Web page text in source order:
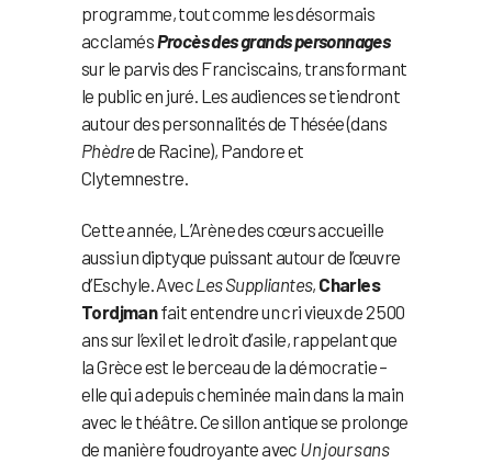
programme, tout comme les désormais
acclamésProcès des grands personnages
sur le parvis des Franciscains, transformant
le public en juré. Les audiences se tiendront
autour des personnalités de Thésée (dans
Phèdrede Racine), Pandore et
Clytemnestre.
Cette année, L’Arène des cœurs accueille
aussi un diptyque puissant autour de l’œuvre
d’Eschyle. AvecLes Suppliantes, Charles
Tordjmanfait entendre un cri vieux de 2 500
ans sur l’exil et le droit d’asile, rappelant que
la Grèce est le berceau de la démocratie –
elle qui a depuis cheminée main dans la main
avec le théâtre. Ce sillon antique se prolonge
de manière foudroyante avec Un jour sans